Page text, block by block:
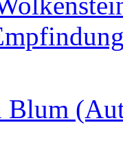
Blum
2010